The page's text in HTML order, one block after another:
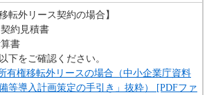
転外リース契約の場合】
約見積書
書
下をご確認ください。
有権移転外リースの場合（中小企業庁資料
備等導入計画策定の手引き」抜粋） [PDFファ